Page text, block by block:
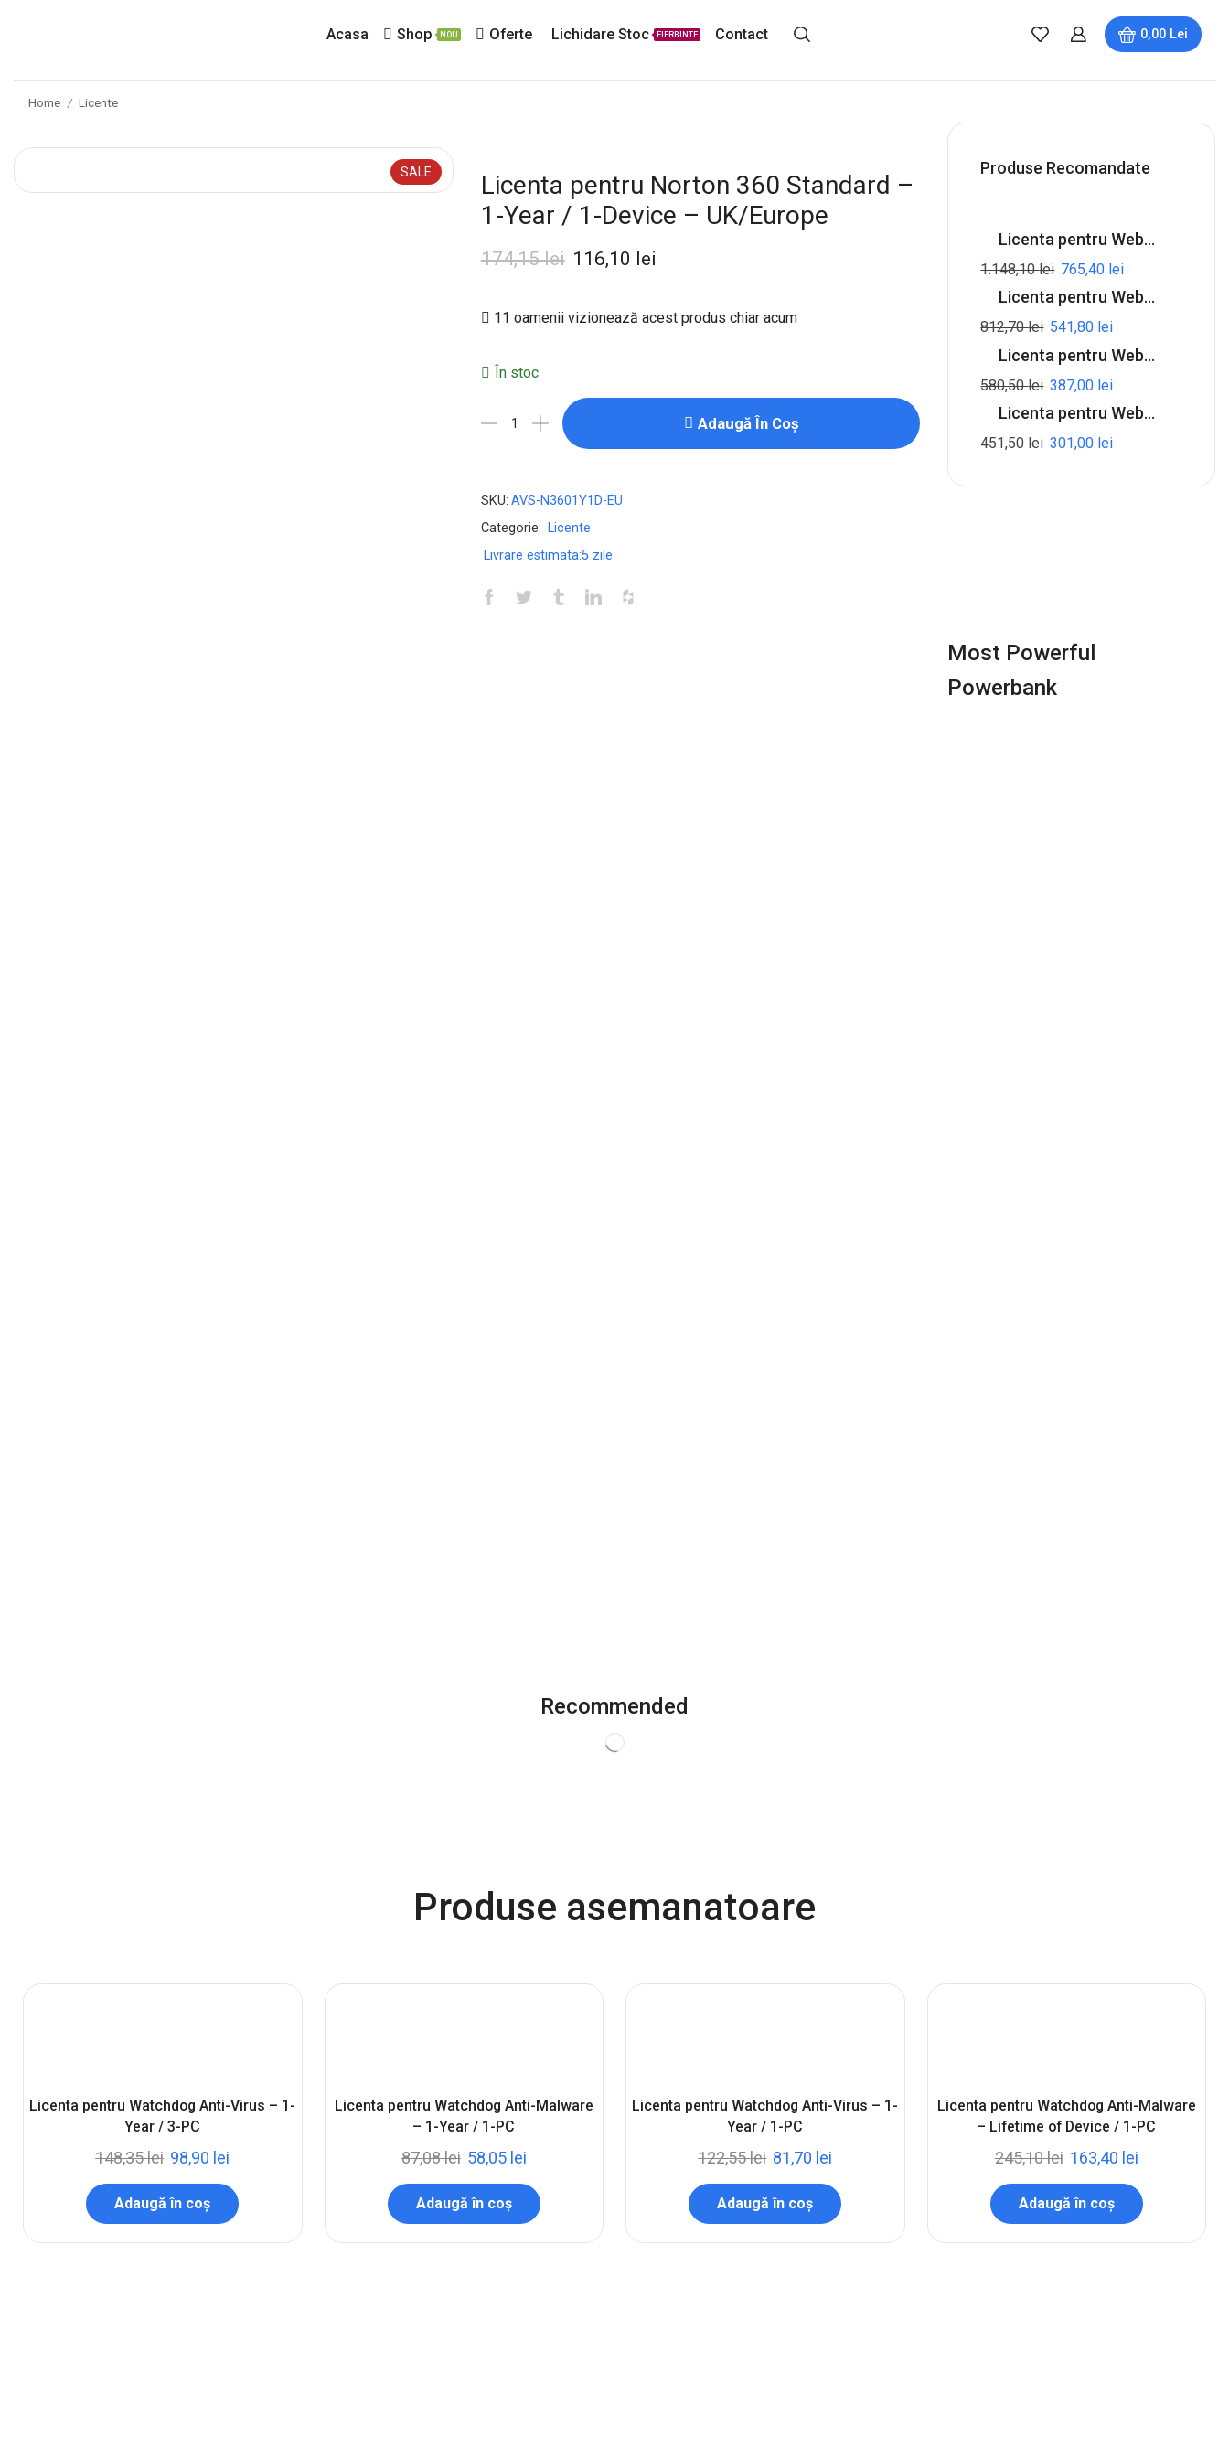
Acasa Shop NOU Oferte Lichidare Stoc FIERBINTE Contact 0,00 Lei
Home / Licente
SALE
Licenta pentru Norton 360 Standard –
1-Year / 1-Device – UK/Europe
174,15lei 116,10 lei
11 oamenii vizionează acest produs chiar acum
În stoc
Licenta
360
Standard
-
Year
Adaugă În Coș
SKU: AVS-N3601Y1D-EU
Categorie: Licente
Livrare estimata:5 zile
Produse Recomandate
Licenta pentru Webroot Premium with Allstate Identity Protection - 1-Year / 5-Device
1.148,10lei 765,40 lei
Licenta pentru Webroot SecureAnywhere Internet Security Complete - 1-Year / 5-Device
812,70lei 541,80 lei
Licenta pentru Webroot SecureAnywhere Internet Security Plus - 1-Year / 3-Device
580,50lei 387,00 lei
Licenta pentru Webroot SecureAnywhere Antivirus - 1-Year / 3-Device
451,50lei 301,00 lei
Most Powerful
Powerbank
Recommended
Produse asemanatoare
Licenta pentru Watchdog Anti-Virus – 1-
Year / 3-PC
148,35lei 98,90 lei
Adaugă în coș
Licenta pentru Watchdog Anti-Malware
– 1-Year / 1-PC
87,08lei 58,05 lei
Adaugă în coș
Licenta pentru Watchdog Anti-Virus – 1-
Year / 1-PC
122,55lei 81,70 lei
Adaugă în coș
Licenta pentru Watchdog Anti-Malware
– Lifetime of Device / 1-PC
245,10lei 163,40 lei
Adaugă în coș